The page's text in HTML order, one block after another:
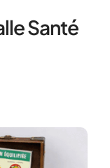
Santé